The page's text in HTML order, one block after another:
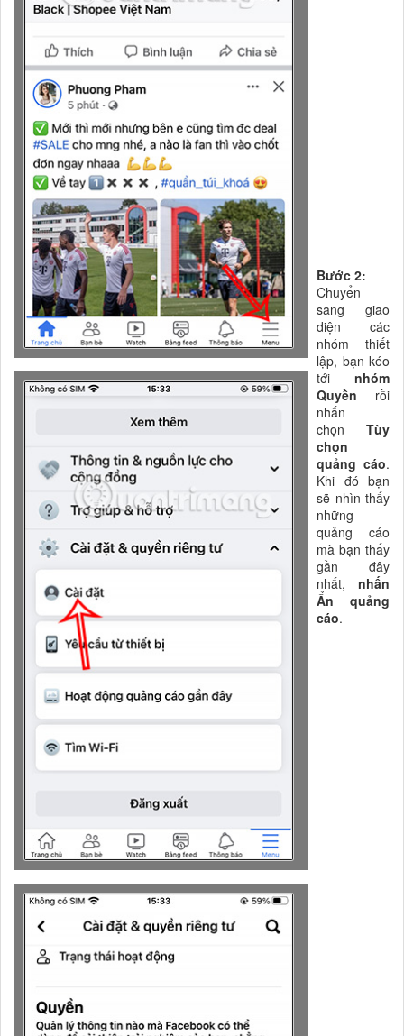
Bước 2:
Chuyển
sang giao
diện các
nhóm thiết
lập, bạn kéo
tới nhóm
Quyền rồi
nhấn
chọn Tùy
chọn
quảng cáo.
Khi đó bạn
sẽ nhìn thấy
những
quảng cáo
mà bạn thấy
gần đây
nhất, nhấn
Ẩn quảng
cáo.